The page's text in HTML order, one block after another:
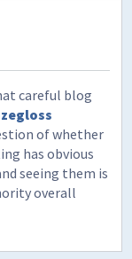
careful blog
of whether
has obvious
seeing them is
overall